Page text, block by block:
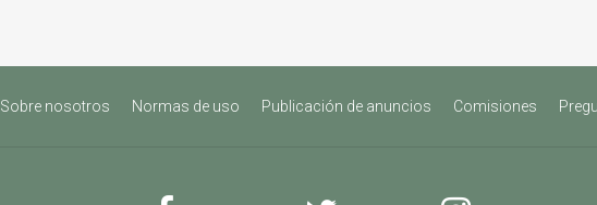
Sobre nosotros Normas de uso Publicación de anuncios Comisiones